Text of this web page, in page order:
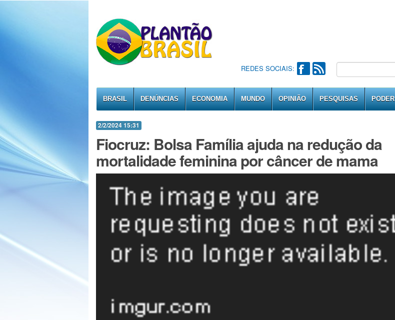
REDES SOCIAIS:
BRASIL DENÚNCIAS ECONOMIA MUNDO OPINIÃO PESQUISAS PODER
2/2/2024 15:31
Fiocruz: Bolsa Família ajuda na redução da
mortalidade feminina por câncer de mama